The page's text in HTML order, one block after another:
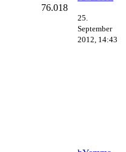
76.018
25.
September
2012, 14:43